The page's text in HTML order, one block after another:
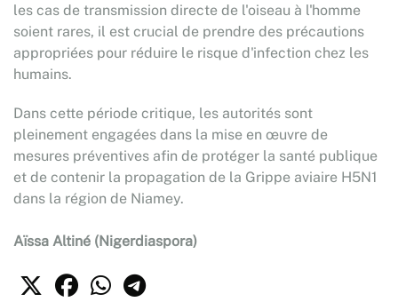
les cas de transmission directe de l'oiseau à l'homme
soient rares, il est crucial de prendre des précautions
appropriées pour réduire le risque d'infection chez les
humains.
Dans cette période critique, les autorités sont
pleinement engagées dans la mise en œuvre de
mesures préventives afin de protéger la santé publique
et de contenir la propagation de la Grippe aviaire H5N1
dans la région de Niamey.
Aïssa Altiné (Nigerdiaspora)